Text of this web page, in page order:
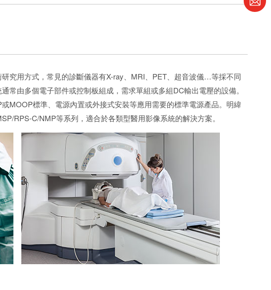
究用方式，常見的診斷儀器有X-ray、MRI、PET、超音波儀…等採不同
常由多個電子部件或控制板組成，需求單組或多組DC輸出電壓的設備。
MOOP標準、電源內置或外接式安裝等應用需要的標準電源產品。明緯
RPS-C/NMP等系列，適合於各類型醫用影像系統的解決方案。